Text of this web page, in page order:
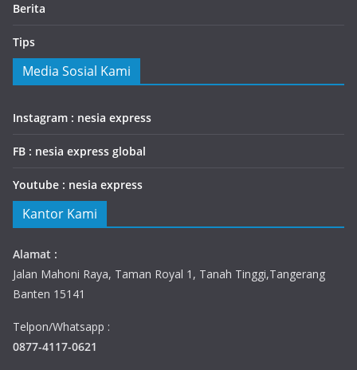
Berita
Tips
Media Sosial Kami
Instagram : nesia express
FB : nesia express global
Youtube : nesia express
Kantor Kami
Alamat :
Jalan Mahoni Raya, Taman Royal 1, Tanah Tinggi,Tangerang
Banten 15141
Telpon/Whatsapp :
0877-4117-0621